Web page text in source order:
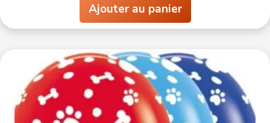
Ajouter au panier